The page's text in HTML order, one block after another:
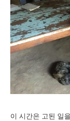
이 시간은 고된 일